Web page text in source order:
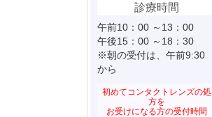
診療時間
午前10：00 ～13：00
午後15：00 ～18：30
※朝の受付は、午前9:30
から
初めてコンタクトレンズの処
方を
お受けになる方の受付時間